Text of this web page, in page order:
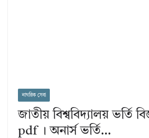
নাগরিক সেবা
জাতীয় বিশ্ববিদ্যালয় ভর্তি
pdf । অনার্স ভর্তি…